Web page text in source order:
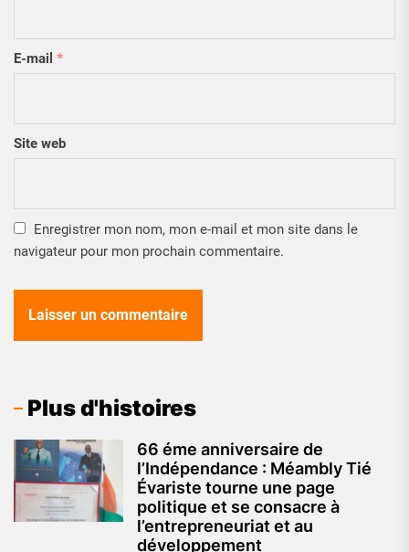
E-mail *
Site web
Enregistrer mon nom, mon e-mail et mon site dans le
navigateur pour mon prochain commentaire.
Plus d'histoires
66 éme anniversaire de
l’Indépendance : Méambly Tié
Évariste tourne une page
politique et se consacre à
l’entrepreneuriat et au
développement